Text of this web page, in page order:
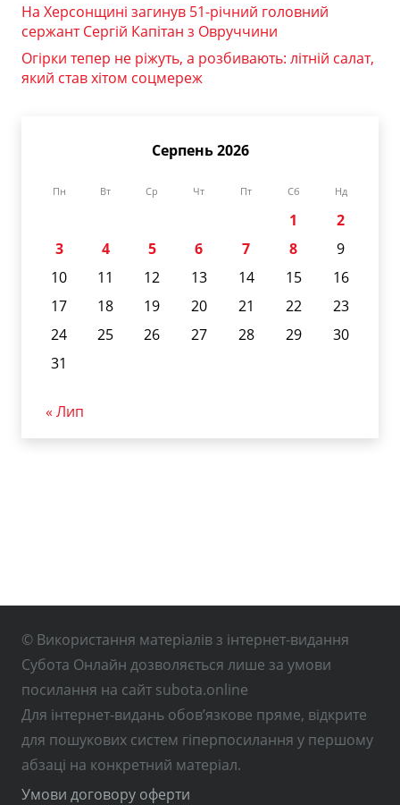
На Херсонщині загинув 51-річний головний
сержант Сергій Капітан з Овруччини
Огірки тепер не ріжуть, а розбивають: літній салат,
який став хітом соцмереж
Серпень 2026
Пн Вт Ср Чт Пт Сб Нд
1
2
3
4 5 6 7 8
9
10
11 12 13 14 15
16
17
18 19 20 21 22
23
24
25 26 27 28 29
30
31
« Лип
© Використання матеріалів з інтернет-видання
Субота Онлайн дозволяється лише за умови
посилання на сайт subota.online
Для інтернет-видань обов’язкове пряме, відкрите
для пошукових систем гіперпосилання у першому
абзаці на конкретний матеріал.
Умови договору оферти